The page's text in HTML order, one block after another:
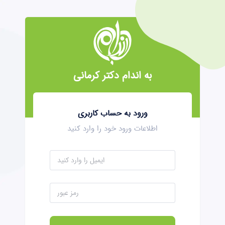
به اندام دکتر کرمانی
ورود به حساب کاربری
اطلاعات ورود خود را وارد کنید